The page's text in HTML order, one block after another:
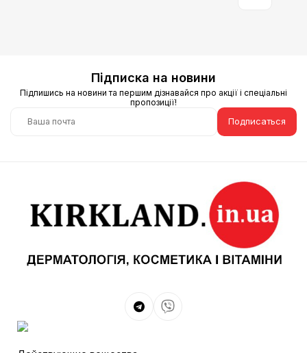
Підписка на новини
Підпишись на новини та першим дізнавайся про акції і спеціальні
пропозиції!
Подписаться